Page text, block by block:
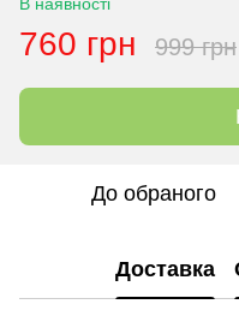
760 грн 999 грн
До обраного
Доставка